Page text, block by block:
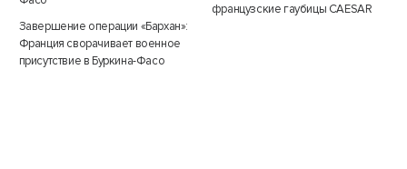
Завершение операции «Бархан»:
Франция сворачивает военное
присутствие в Буркина-Фасо
французские гаубицы CAESAR